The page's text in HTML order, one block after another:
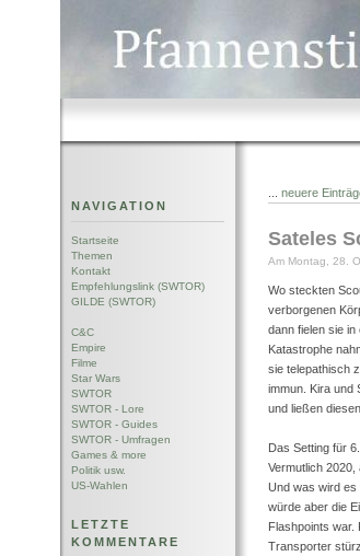
NAVIGATION
Startseite
Themen
Kontakt
Empfehlungslink (SWTOR)
GILDE (SWTOR)
C&C
Empire
Filme
Star Wars
SWTOR
SWTOR - Lore
SWTOR - Guides
SWTOR - Umfragen
Games & more
Politik usw.
US-Wahlen
LETZTE
KOMMENTARE
neuere
Sateles
Am Montag, 28.
Wo steckten
verborgenen
dann fielen sie
Katastrophe
sie telepathisch
immun. Kira und
und ließen
Das Setting für
Vermutlich
Und was wird es
würde aber die
Flashpoints war.
Transporter